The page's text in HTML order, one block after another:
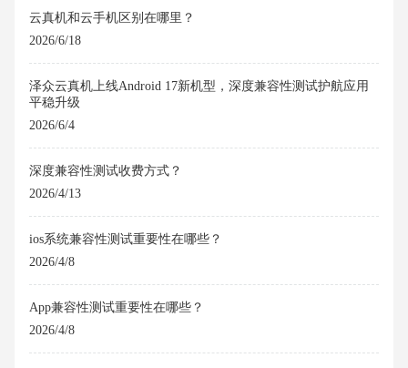
云真机和云手机区别在哪里？
2026/6/18
泽众云真机上线Android 17新机型，深度兼容性测试护航应用
平稳升级
2026/6/4
深度兼容性测试收费方式？
2026/4/13
ios系统兼容性测试重要性在哪些？
2026/4/8
App兼容性测试重要性在哪些？
2026/4/8